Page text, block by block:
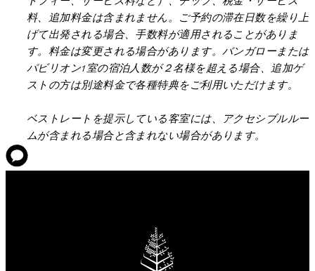
料、追加料金は含まれません。ご予約の滞在日数を繰り上
げて出発される場合、手数料が適用されることがありま
す。料金は変更される場合があります。バンガローまたは
パビリオン1室の宿泊人数が２名様を超える場合、追加ゲ
ストの方は別途料金で各種特典をご利用いただけます。
ベストレートを提示している客室には、アクセシブルルー
ムが含まれる場合と含まれない場合があります。